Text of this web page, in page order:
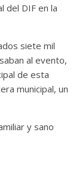
del DIF en la
siete mil
al evento,
de esta
municipal, un
y sano